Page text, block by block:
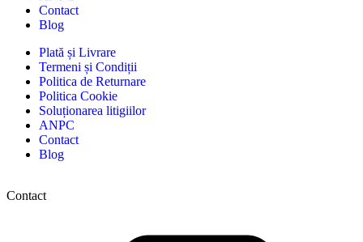
Contact
Blog
Plată și Livrare
Termeni și Condiții
Politica de Returnare
Politica Cookie
Soluționarea litigiilor
ANPC
Contact
Blog
Contact